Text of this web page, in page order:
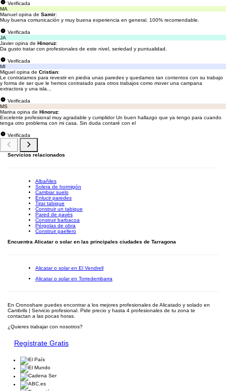
Verificada
MA
Manuel opina de Samir:
Muy buena comunicación y muy buena experiencia en general. 100% recomendable.
Verificada
JA
Javier opina de Hinoruz:
Da gusto tratar con profesionales de este nivel, seriedad y puntualidad.
Verificada
MI
Miguel opina de Cristian:
Le contratamos para revestir en piedra unas paredes y quedamos tan contentos con su trabajo
y forma de ser que le hemos contratado para otros trabajos como mover una campana
extractora y una isla...
Verificada
MS
Marina opina de Hinoruz:
Excelente profesional muy agradable y cumplidor Un buen hallazgo que ya tengo para cuando
tenga otro problema con mi casa. Sin duda contaré con el
Verificada
Servicios relacionados
Albañiles
Solera de hormigón
Cambiar suelo
Enlucir paredes
Tirar tabique
Construir un tabique
Pared de pavés
Construir barbacoa
Pérgolas de obra
Construir paellero
Encuentra Alicatar o solar en las principales ciudades de Tarragona
Alicatar o solar en El Vendrell
Alicatar o solar en Torredembarra
En Cronoshare puedes encontrar a los mejores profesionales de Alicatado y solado en
Cambrils | Servicio profesional. Pide precio y hasta 4 profesionales de tu zona te
contactan a las pocas horas.
¿Quieres trabajar con nosotros?
Regístrate Gratis